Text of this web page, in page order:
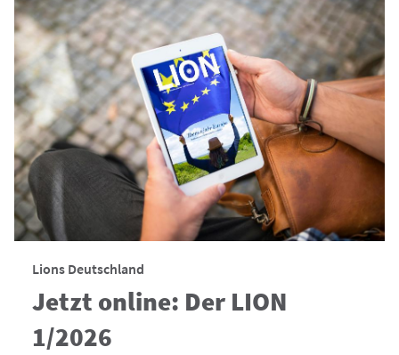
Lions Deutschland
Jetzt online: Der LION
1/2026